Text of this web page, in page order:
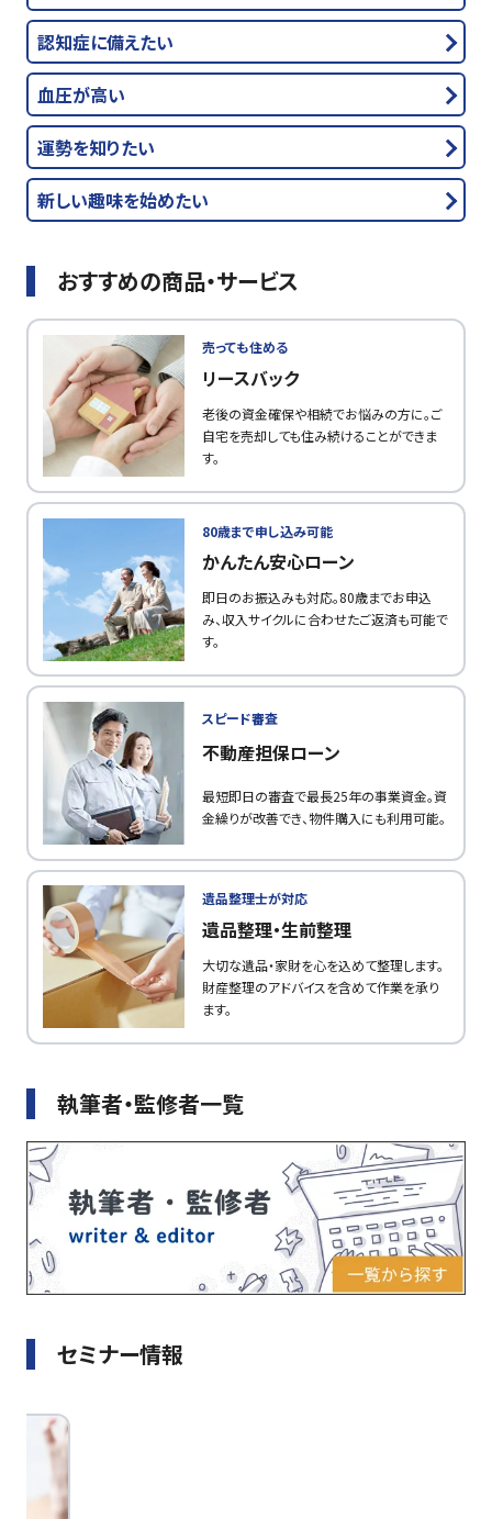
認知症に備えたい
血圧が高い
運勢を知りたい
新しい趣味を始めたい
おすすめの商品・サービス
売っても住める
リースバック
老後の資金確保や相続でお悩みの方に。ご
自宅を売却しても住み続けることができま
す。
80歳まで申し込み可能
かんたん安心ローン
即日のお振込みも対応。80歳までお申込
み、収入サイクルに合わせたご返済も可能で
す。
スピード審査
不動産担保ローン
最短即日の審査で最長25年の事業資金。資
金繰りが改善でき、物件購入にも利用可能。
遺品整理士が対応
遺品整理・生前整理
大切な遺品・家財を心を込めて整理します。
財産整理のアドバイスを含めて作業を承り
ます。
執筆者・監修者一覧
セミナー情報